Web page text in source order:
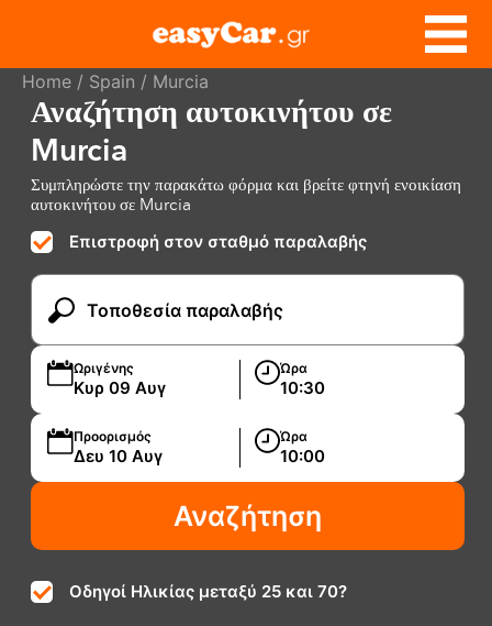
Home / Spain / Murcia
Αναζήτηση αυτοκινήτου σε
Murcia
Συμπληρώστε την παρακάτω φόρμα και βρείτε φτηνή ενοικίαση
αυτοκινήτου σε Murcia
Επιστροφή στον σταθμό παραλαβής
Ωριγένης Ώρα
Προορισμός Ώρα
Οδηγοί Ηλικίας μεταξύ 25 και 70?